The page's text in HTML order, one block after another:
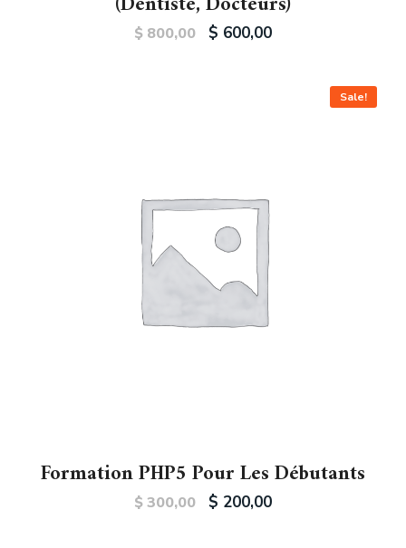
$ 800,00 $ 600,00
Sale!
Formation PHP5 Pour Les Débutants
$300,00 $ 200,00